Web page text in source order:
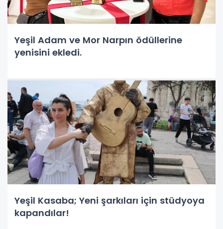
Yeşil Adam ve Mor Narpın ödüllerine
yenisini ekledi.
Yeşil Kasaba; Yeni şarkıları için stüdyoya
kapandılar!